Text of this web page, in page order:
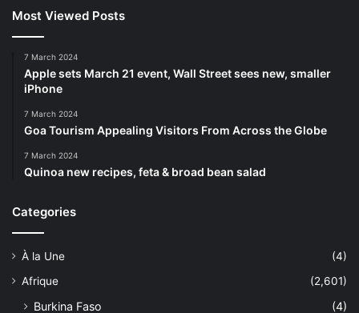
Most Viewed Posts
7 March 2024
Apple sets March 21 event, Wall Street sees new, smaller
iPhone
7 March 2024
Goa Tourism Appealing Visitors From Across the Globe
7 March 2024
Quinoa new recipes, feta & broad bean salad
Categories
À la Une
(4)
Afrique
(2,601)
Burkina Faso (4)